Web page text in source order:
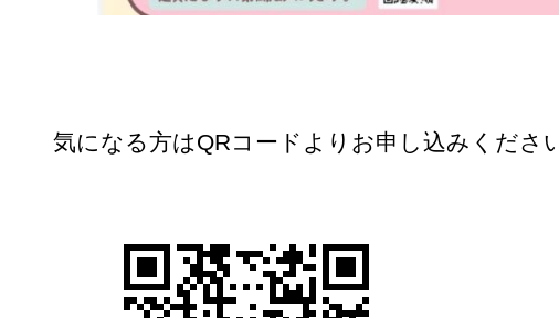
気になる方はQRコードよりお申し込みくださ